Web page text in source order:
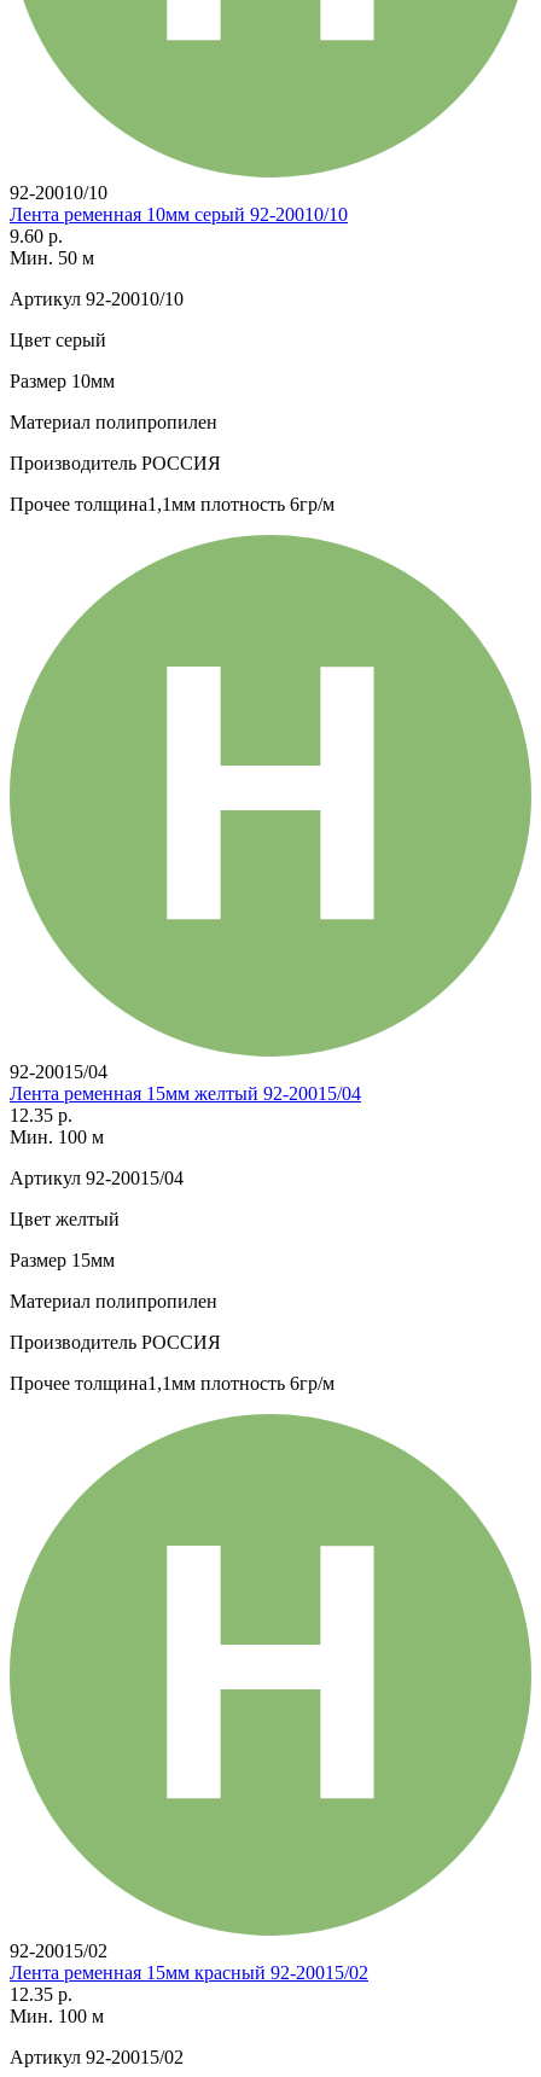
92-20010/10
Лента ременная 10мм серый 92-20010/10
9.60 р.
Мин. 50 м
Артикул 92-20010/10
Цвет серый
Размер 10мм
Материал полипропилен
Производитель РОССИЯ
Прочее толщина1,1мм плотность 6гр/м
92-20015/04
Лента ременная 15мм желтый 92-20015/04
12.35 р.
Мин. 100 м
Артикул 92-20015/04
Цвет желтый
Размер 15мм
Материал полипропилен
Производитель РОССИЯ
Прочее толщина1,1мм плотность 6гр/м
92-20015/02
Лента ременная 15мм красный 92-20015/02
12.35 р.
Мин. 100 м
Артикул 92-20015/02